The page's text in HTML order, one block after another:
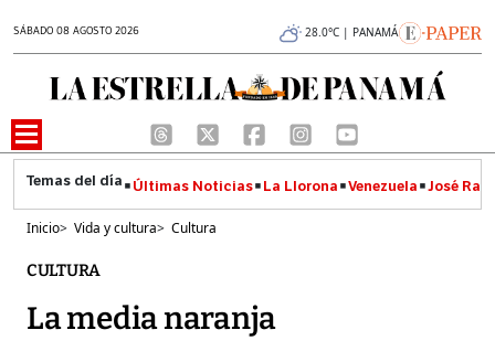
SÁBADO 08 AGOSTO 2026 28.0°C | PANAMÁ
Últimas Noticias La Llorona Venezuela José
Inicio> Vida y cultura> Cultura
CULTURA
La media naranja